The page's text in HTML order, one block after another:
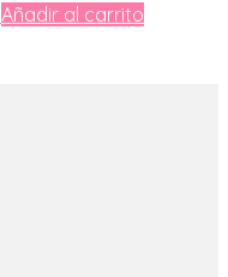
Añadir al carrito